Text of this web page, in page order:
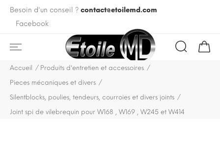
Besoin d'un conseil ? contact@etoilemd.com
Facebook
Accueil
Produits d'entretien et accessoires
Pieces mécaniques et divers
Silentblocks, poulies, tendeurs, courroies et divers joints
Joint spi de vilebrequin pour W168 , W169 , W245 et W414